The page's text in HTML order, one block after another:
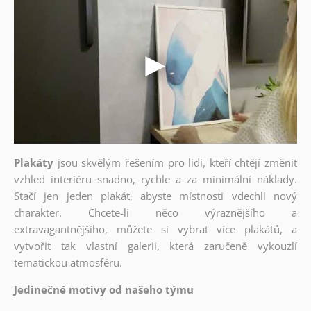
Plakáty jsou skvělým řešením pro lidi, kteří chtějí změnit
vzhled interiéru snadno, rychle a za minimální náklady.
Stačí jen jeden plakát, abyste místnosti vdechli nový
charakter. Chcete-li něco výraznějšího a
extravagantnějšího, můžete si vybrat více plakátů, a
vytvořit tak vlastní galerii, která zaručeně vykouzlí
tematickou atmosféru.
Jedinečné motivy od našeho týmu